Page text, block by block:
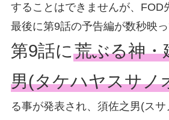
することはできませんが、FOD
最後に第9話の予告編が数秒映
第9話に荒ぶる神・
男(タケハヤスサノ
る事が発表され、須佐之男(ス